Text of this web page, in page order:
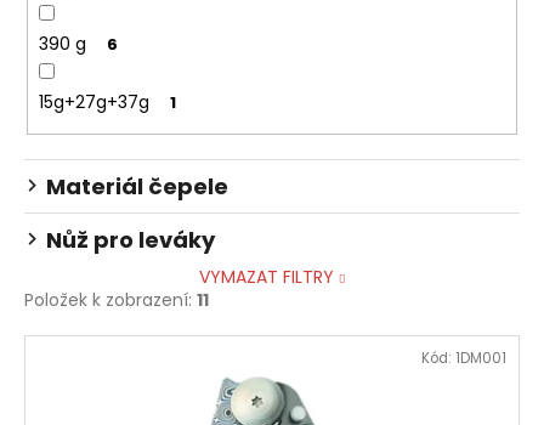
390 g 6
15g+27g+37g 1
Materiál čepele
Nůž pro leváky
VYMAZAT FILTRY
Položek k zobrazení: 11
V Kód: 1DM001